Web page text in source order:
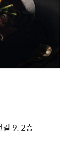
길 9, 2층